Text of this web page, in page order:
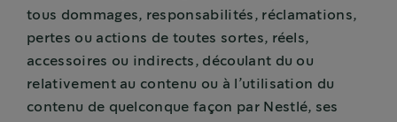
tous dommages, responsabilités, réclamations,
pertes ou actions de toutes sortes, réels,
accessoires ou indirects, découlant du ou
relativement au contenu ou à l’utilisation du
contenu de quelconque façon par Nestlé, ses